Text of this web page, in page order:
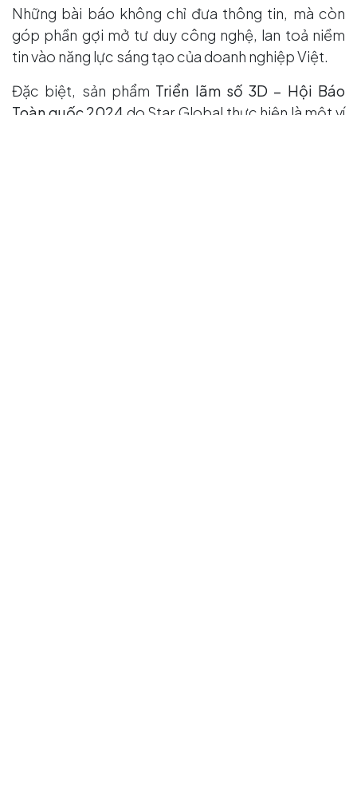
Những bài báo không chỉ đưa thông tin, mà còn
góp phần gợi mở tư duy công nghệ, lan toả niềm
tin vào năng lực sáng tạo của doanh nghiệp Việt.
Đặc biệt, sản phẩm Triển lãm số 3D – Hội Báo
Toàn quốc 2024 do Star Global thực hiện là một ví